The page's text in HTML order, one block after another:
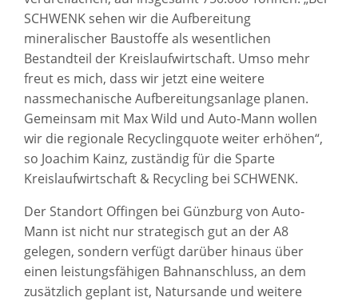
SCHWENK sehen wir die Aufbereitung
mineralischer Baustoffe als wesentlichen
Bestandteil der Kreislaufwirtschaft. Umso mehr
freut es mich, dass wir jetzt eine weitere
nassmechanische Aufbereitungsanlage planen.
Gemeinsam mit Max Wild und Auto-Mann wollen
wir die regionale Recyclingquote weiter erhöhen“,
so Joachim Kainz, zuständig für die Sparte
Kreislaufwirtschaft & Recycling bei SCHWENK.
Der Standort Offingen bei Günzburg von Auto-
Mann ist nicht nur strategisch gut an der A8
gelegen, sondern verfügt darüber hinaus über
einen leistungsfähigen Bahnanschluss, an dem
zusätzlich geplant ist, Natursande und weitere